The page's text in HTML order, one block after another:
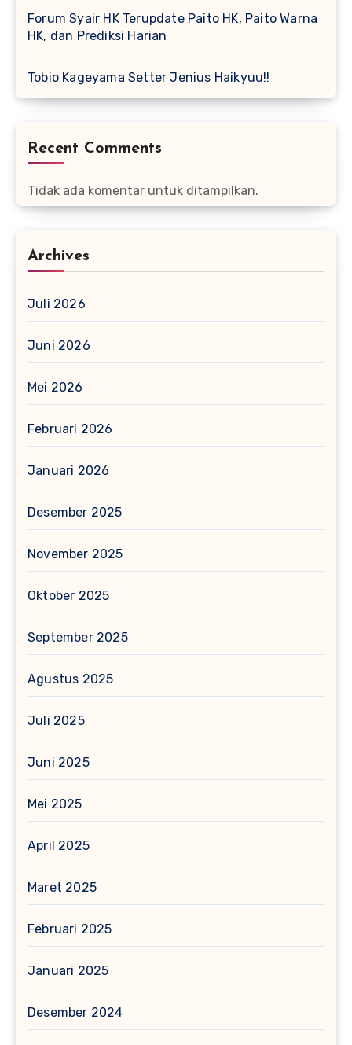
Forum Syair HK Terupdate Paito HK, Paito Warna
HK, dan Prediksi Harian
Tobio Kageyama Setter Jenius Haikyuu!!
Recent Comments
Tidak ada komentar untuk ditampilkan.
Archives
Juli 2026
Juni 2026
Mei 2026
Februari 2026
Januari 2026
Desember 2025
November 2025
Oktober 2025
September 2025
Agustus 2025
Juli 2025
Juni 2025
Mei 2025
April 2025
Maret 2025
Februari 2025
Januari 2025
Desember 2024